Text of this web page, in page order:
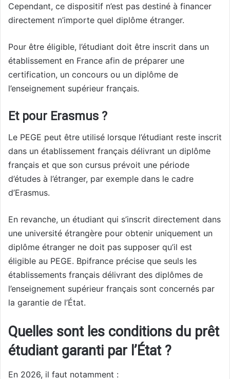
Cependant, ce dispositif n’est pas destiné à financer
directement n’importe quel diplôme étranger.
Pour être éligible, l’étudiant doit être inscrit dans un
établissement en France afin de préparer une
certification, un concours ou un diplôme de
l’enseignement supérieur français.
Et pour Erasmus ?
Le PEGE peut être utilisé lorsque l’étudiant reste inscrit
dans un établissement français délivrant un diplôme
français et que son cursus prévoit une période
d’études à l’étranger, par exemple dans le cadre
d’Erasmus.
En revanche, un étudiant qui s’inscrit directement dans
une université étrangère pour obtenir uniquement un
diplôme étranger ne doit pas supposer qu’il est
éligible au PEGE. Bpifrance précise que seuls les
établissements français délivrant des diplômes de
l’enseignement supérieur français sont concernés par
la garantie de l’État.
Quelles sont les conditions du prêt
étudiant garanti par l’État ?
En 2026, il faut notamment :